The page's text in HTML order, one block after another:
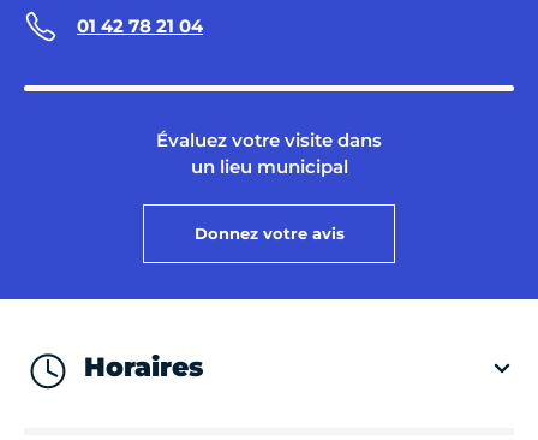
01 42 78 21 04
Évaluez votre visite dans
un lieu municipal
Donnez votre avis
Horaires